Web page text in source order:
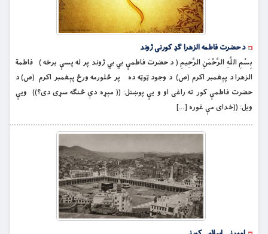
د حضرت فاطمه الزهرا ګډ کورنی ژوند
بِسْمِ اللَّهِ الرَّحْمَنِ الرَّحِيمِ ( د حضرت فاطمې بي بي ژوند پر له پسې برخه ) فاطمة
الزهرا د پېغمبر اكرم (ص) د وجود ټوټه ده پر څلورمه ورځ پېغمبر اكرم (ص) د
حضرت فاطمې كور ته راغى او و يې پوښتل: (( مېړه دې څنګه سړى دى؟)) ويې
ويل: ((خداى مې غوره […]